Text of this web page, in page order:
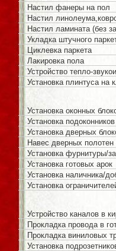
Настил фанеры на пол
Настил
Настил ламината (без
Укладка штучного
Циклевка паркета
Лакировка пола
Устройство тепло-
Установка плинтуса на
Установка оконных
Установка подоконников
Установка дверных
Навес дверных
Установка фурнитуры/
Установка готовых арок
Установка наличника/
Установка
Устройство каналов в
Прокладка провода в
Прокладка виниловых
Установка